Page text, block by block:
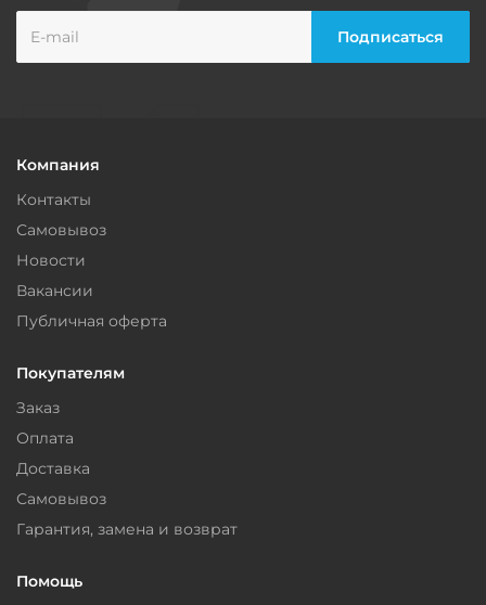
Компания
Контакты
Самовывоз
Новости
Вакансии
Публичная оферта
Покупателям
Заказ
Оплата
Доставка
Самовывоз
Гарантия, замена и возврат
Помощь